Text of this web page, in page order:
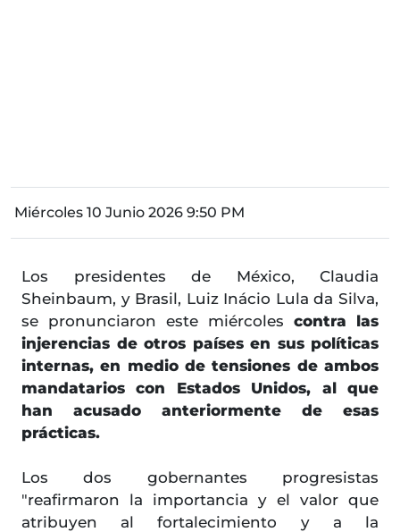
Miércoles 10 Junio 2026 9:50 PM
Los presidentes de México, Claudia
Sheinbaum, y Brasil, Luiz Inácio Lula da Silva,
se pronunciaron este miércoles contra las
injerencias de otros países en sus políticas
internas, en medio de tensiones de ambos
mandatarios con Estados Unidos, al que
han acusado anteriormente de esas
prácticas.
Los dos gobernantes progresistas
"reafirmaron la importancia y el valor que
atribuyen al fortalecimiento y a la